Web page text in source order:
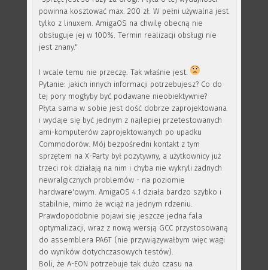
powinna kosztować max. 200 zł. W pełni używalna jest
tylko z linuxem. AmigaOS na chwilę obecną nie
obsługuje jej w 100%. Termin realizacji obsługi nie
jest znany."
I wcale temu nie przeczę. Tak właśnie jest.
Pytanie: jakich innych informacji potrzebujesz? Co do
tej pory mogłyby być podawane nieobiektywnie?
Płyta sama w sobie jest dość dobrze zaprojektowana
i wydaje się być jednym z najlepiej przetestowanych
ami-komputerów zaprojektowanych po upadku
Commodorów. Mój bezpośredni kontakt z tym
sprzętem na X-Party był pozytywny, a użytkownicy już
trzeci rok działają na nim i chyba nie wykryli żadnych
newralgicznych problemów - na poziomie
hardware'owym. AmigaOS 4.1 działa bardzo szybko i
stabilnie, mimo że wciąż na jednym rdzeniu.
Prawdopodobnie pojawi się jeszcze jedna fala
optymalizacji, wraz z nową wersją GCC przystosowaną
do assemblera PA6T (nie przywiązywałbym więc wagi
do wyników dotychczasowych testów).
Boli, że A-EON potrzebuje tak dużo czasu na